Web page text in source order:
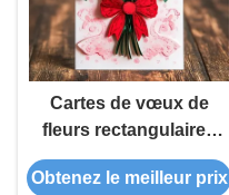
Cartes de vœux de
fleurs rectangulaires
uniques en gros
Exquis Kraft Paper
Obtenez le meilleur prix